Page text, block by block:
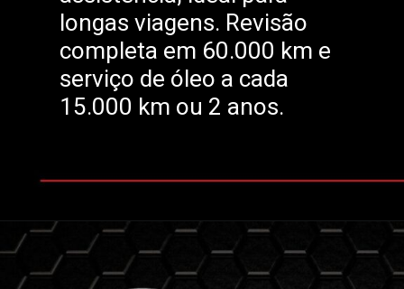
longas viagens. Revisão
completa em 60.000 km e
serviço de óleo a cada
15.000 km ou 2 anos.